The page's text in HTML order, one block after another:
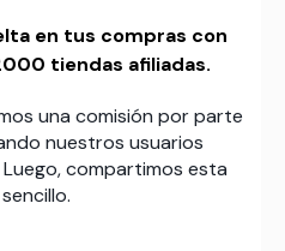
en tus compras con
tiendas afiliadas.
una comisión por parte
nuestros usuarios
compartimos esta